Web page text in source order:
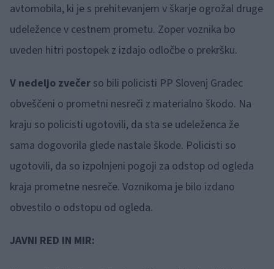
avtomobila, ki je s prehitevanjem v škarje ogrožal druge
udeležence v cestnem prometu. Zoper voznika bo
uveden hitri postopek z izdajo odločbe o prekršku.
V nedeljo zvečer so bili policisti PP Slovenj Gradec
obveščeni o prometni nesreči z materialno škodo. Na
kraju so policisti ugotovili, da sta se udeleženca že
sama dogovorila glede nastale škode. Policisti so
ugotovili, da so izpolnjeni pogoji za odstop od ogleda
kraja prometne nesreče. Voznikoma je bilo izdano
obvestilo o odstopu od ogleda.
JAVNI RED IN MIR: